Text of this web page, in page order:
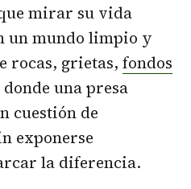
mirar su vida
un mundo limpio y
rocas, grietas, fondos
una presa
cuestión de
exponerse
la diferencia.